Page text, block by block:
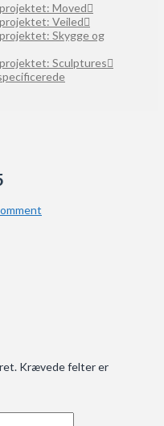
Moved
Veiled
Skygge og
Sculptures
Krævede felter er